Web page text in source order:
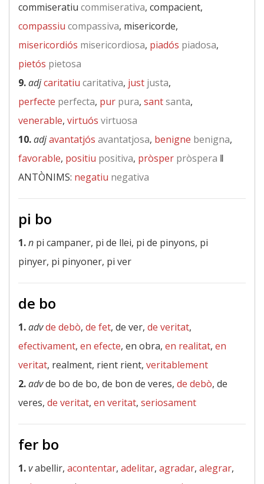
commiseratiu commiserativa, compacient,
compassiu compassiva, misericorde,
misericordiós misericordiosa, piadós piadosa,
pietós pietosa
9.adjcaritatiu caritativa, just justa,
perfecte perfecta, pur pura, santsanta,
venerable, virtuós virtuosa
10.adjavantatjós avantatjosa, benigne benigna,
favorable, positiu positiva, pròsper pròspera ‖
ANTÒNIMS: negatiu negativa
pi bo
1.n pi campaner, pi de llei, pi de pinyons, pi
pinyer, pi pinyoner, pi ver
de bo
1.advde debò, de fet, de ver, de veritat,
efectivament, en efecte, en obra, en realitat, en
veritat, realment, rient rient, veritablement
2.advde bo de bo, de bon de veres, de debò, de
veres, de veritat, en veritat, seriosament
fer bo
1.vabellir, acontentar, adelitar, agradar, alegrar,